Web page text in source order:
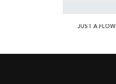
JUST A